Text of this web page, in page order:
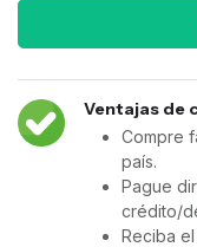
Ventajas de
Compre
país.
Pague
crédito/
Reciba